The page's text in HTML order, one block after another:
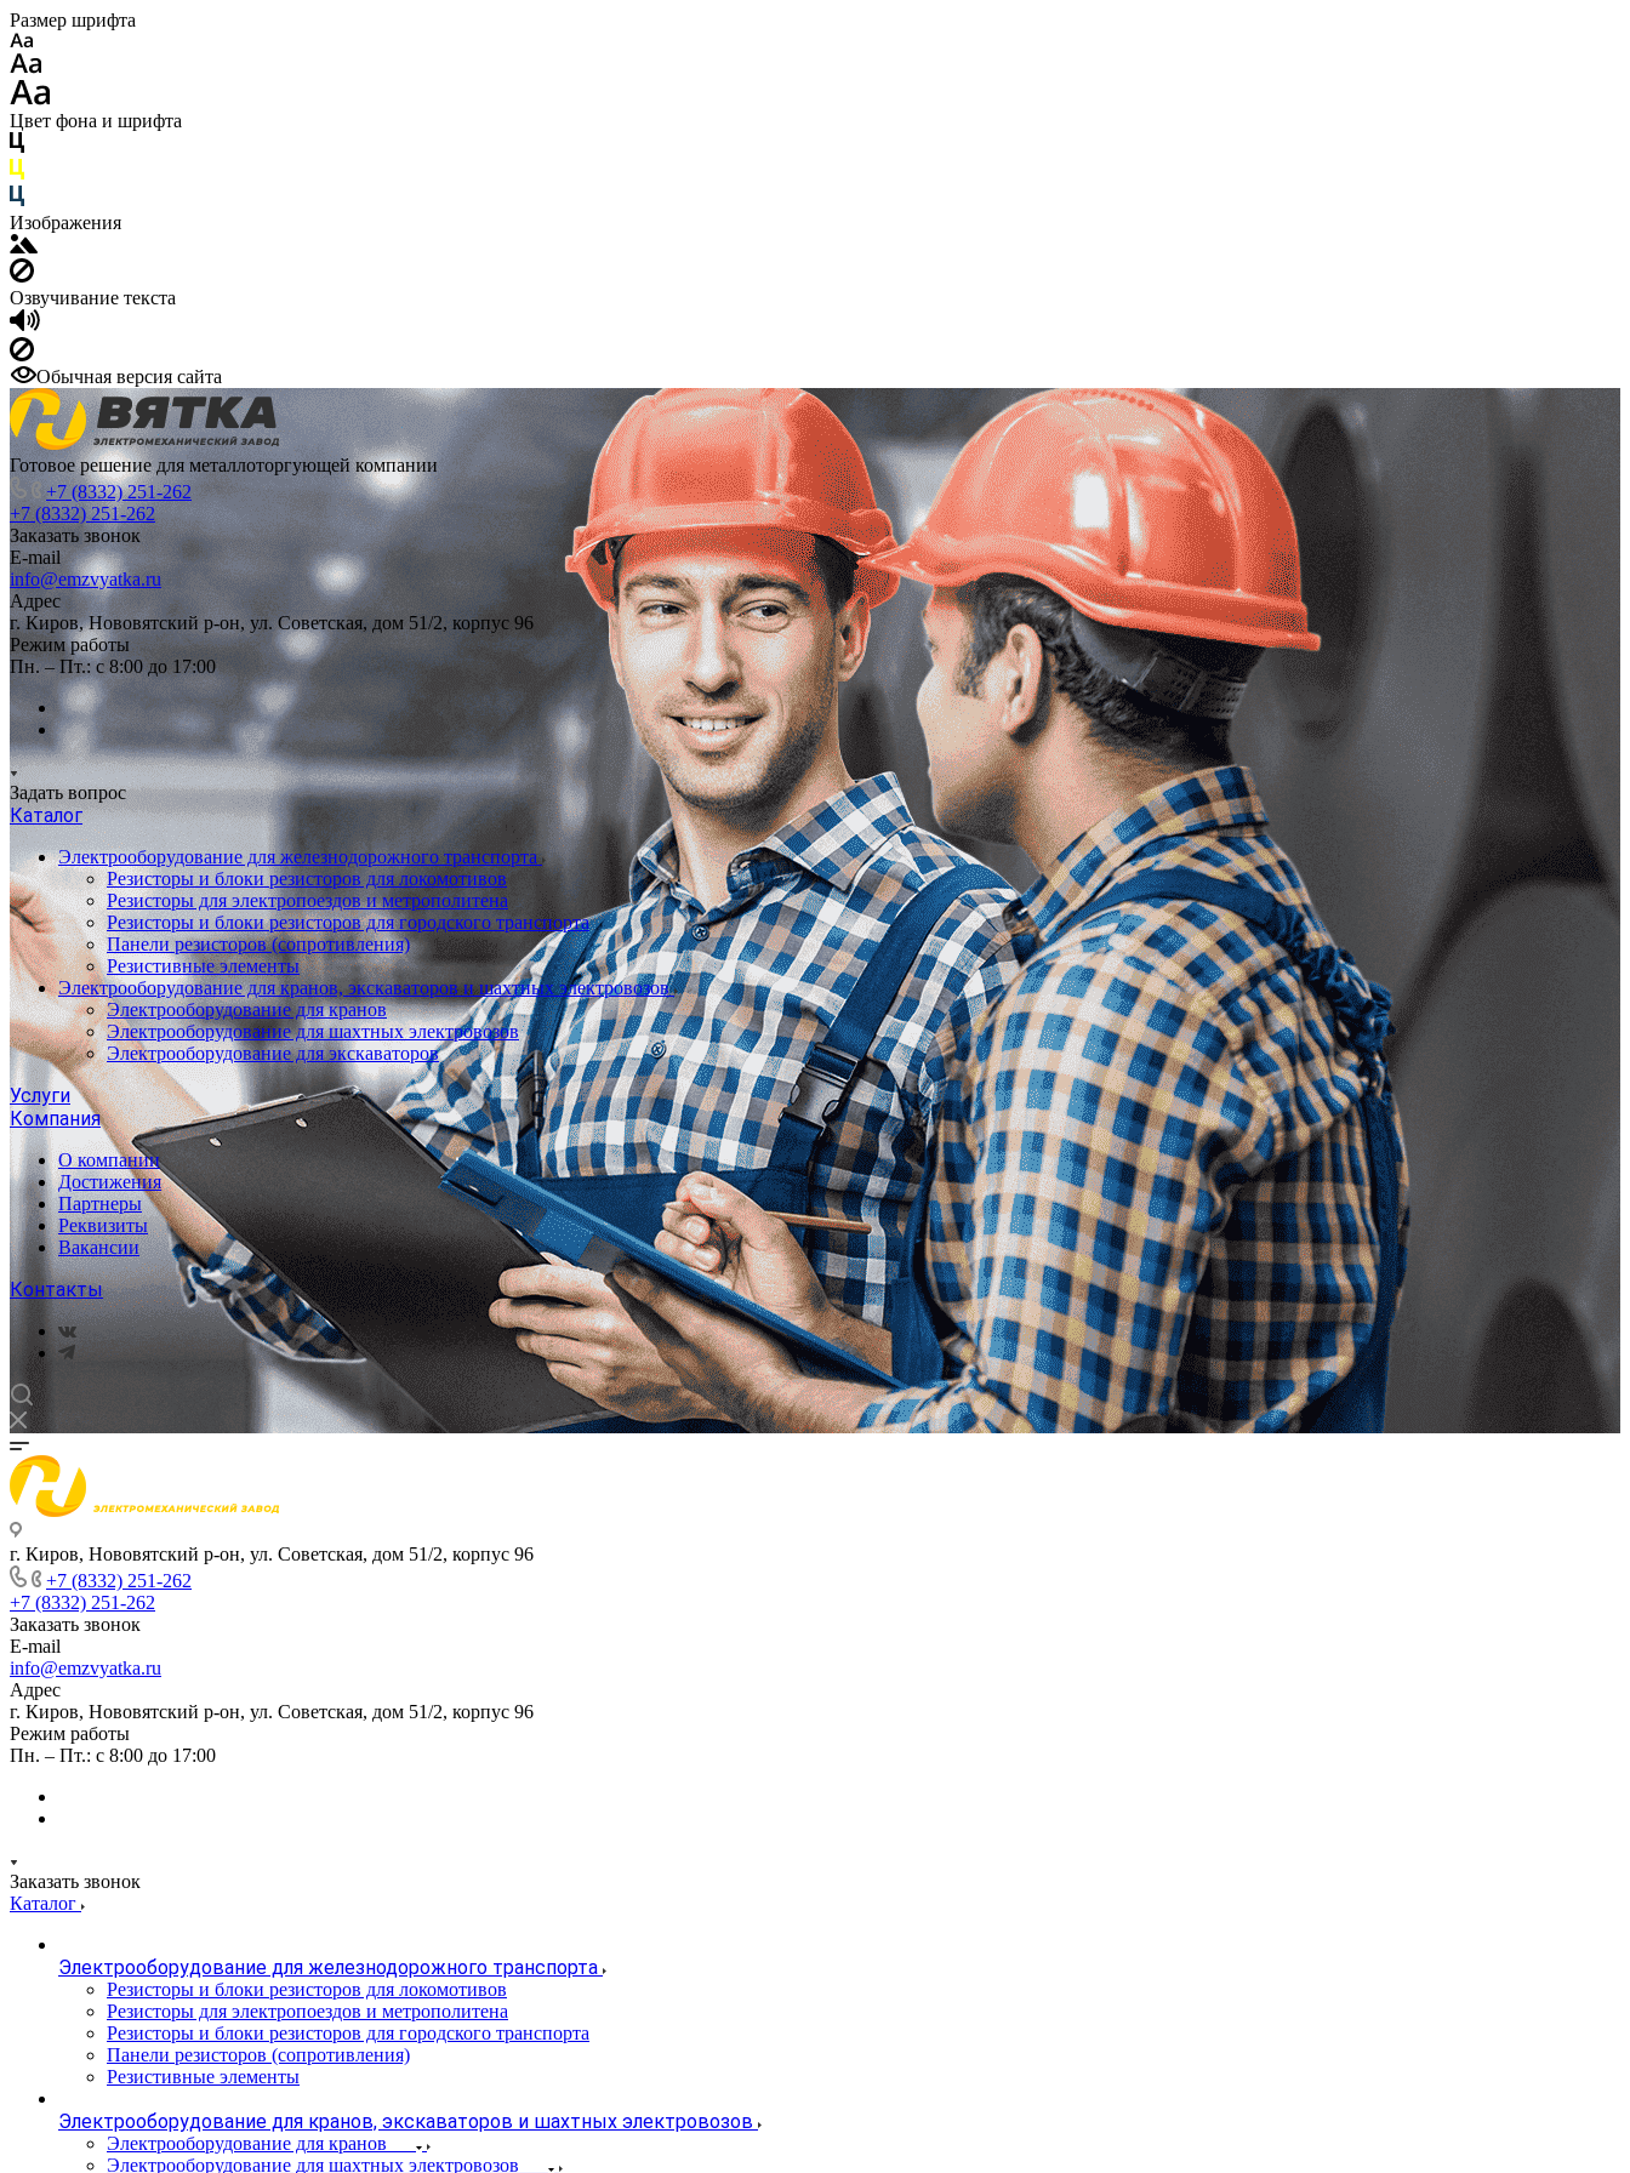
Размер шрифта
Цвет фона и шрифта
Изображения
Озвучивание текста
Обычная версия сайта
Готовое решение для металлоторгующей компании
+7 (8332) 251-262
+7 (8332) 251-262
Заказать звонок
E-mail
info@emzvyatka.ru
Адрес
г. Киров, Нововятский р-он, ул. Советская, дом 51/2, корпус 96
Режим работы
Пн. – Пт.: с 8:00 до 17:00
Задать вопрос
Каталог
Электрооборудование для железнодорожного транспорта
Резисторы и блоки резисторов для локомотивов
Резисторы для электропоездов и метрополитена
Резисторы и блоки резисторов для городского транспорта
Панели резисторов (сопротивления)
Резистивные элементы
Электрооборудование для кранов, экскаваторов и шахтных электровозов
Электрооборудование для кранов
Электрооборудование для шахтных электровозов
Электрооборудование для экскаваторов
Услуги
Компания
О компании
Достижения
Партнеры
Реквизиты
Вакансии
Контакты
г. Киров, Нововятский р-он, ул. Советская, дом 51/2, корпус 96
+7 (8332) 251-262
+7 (8332) 251-262
Заказать звонок
E-mail
info@emzvyatka.ru
Адрес
г. Киров, Нововятский р-он, ул. Советская, дом 51/2, корпус 96
Режим работы
Пн. – Пт.: с 8:00 до 17:00
Заказать звонок
Каталог
Электрооборудование для железнодорожного транспорта
Резисторы и блоки резисторов для локомотивов
Резисторы для электропоездов и метрополитена
Резисторы и блоки резисторов для городского транспорта
Панели резисторов (сопротивления)
Резистивные элементы
Электрооборудование для кранов, экскаваторов и шахтных электровозов
Электрооборудование для кранов
Электрооборудование для шахтных электровозов